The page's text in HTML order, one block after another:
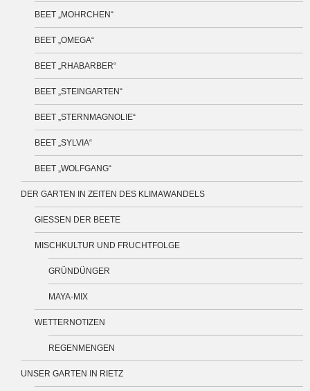
BEET „MOHRCHEN“
BEET „OMEGA“
BEET „RHABARBER“
BEET „STEINGARTEN“
BEET „STERNMAGNOLIE“
BEET „SYLVIA“
BEET „WOLFGANG“
DER GARTEN IN ZEITEN DES KLIMAWANDELS
GIESSEN DER BEETE
MISCHKULTUR UND FRUCHTFOLGE
GRÜNDÜNGER
MAYA-MIX
WETTERNOTIZEN
REGENMENGEN
UNSER GARTEN IN RIETZ